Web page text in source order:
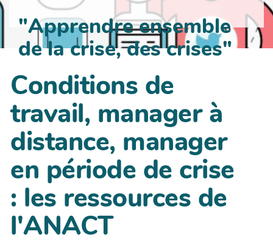
"Apprendre ensemble
de la crise, des crises"
Conditions de
travail, manager à
distance, manager
en période de crise
: les ressources de
l'ANACT